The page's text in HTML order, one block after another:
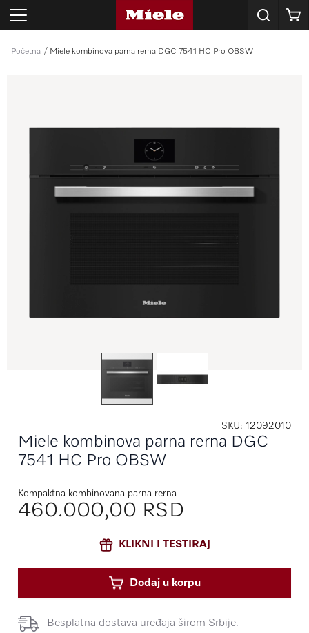
Korpa
Početna Miele kombinova parna rerna DGC 7541 HC Pro OBSW
SKU 12092010
Miele kombinova parna rerna DGC
7541 HC Pro OBSW
Kompaktna kombinovana parna rerna
460.000,00 RSD
KLIKNI I TESTIRAJ
adresa
*
Dodaj u korpu
Besplatna dostava uređaja širom Srbije.